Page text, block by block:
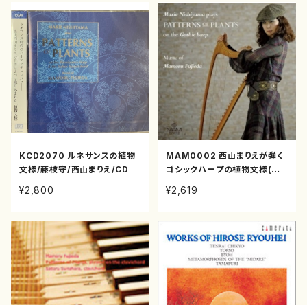
KCD2070 ルネサンスの植物
文様/藤枝守/西山まりえ/CD
¥2,800
MAM0002 西山まりえが弾く
ゴシックハープの植物文様(ゴ
¥2,619